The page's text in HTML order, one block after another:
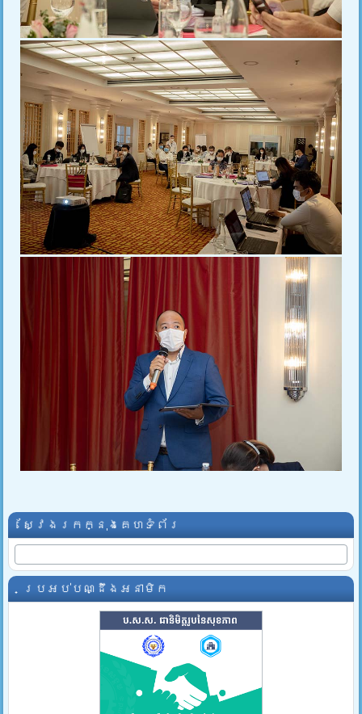
ស្វែងរកក្នុងគេហទំព័រ
ប្រអប់បណ្ដឹងអនាមិក